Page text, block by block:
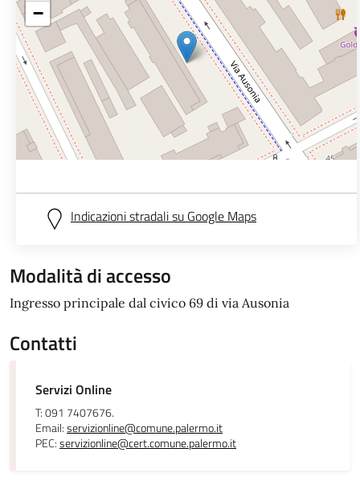
−
Indicazioni stradali su Google Maps
Modalità di accesso
Ingresso principale dal civico 69 di via Ausonia
Contatti
Servizi Online
T: 091 7407676.
Email:servizionline@comune.palermo.it
PEC:servizionline@cert.comune.palermo.it